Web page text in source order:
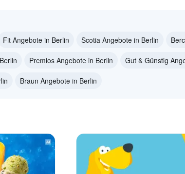
Fit Angebote in Berlin Scotia Angebote in Berlin
Premios Angebote in Berlin Gut & Günstig
Braun Angebote in Berlin